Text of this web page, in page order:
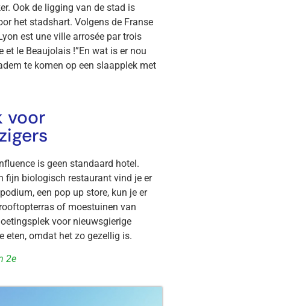
Ook de ligging van de stad is
het stadshart. Volgens de Franse
est une ville arrosée par trois
et le Beaujolais !”En wat is er nou
te komen op een slaapplek met
voor
is geen standaard hotel.
fijn biologisch restaurant vind je er
een pop up store, kun je er
of moestuinen van
voor nieuwsgierige
eten, omdat het zo gezellig is.
2e